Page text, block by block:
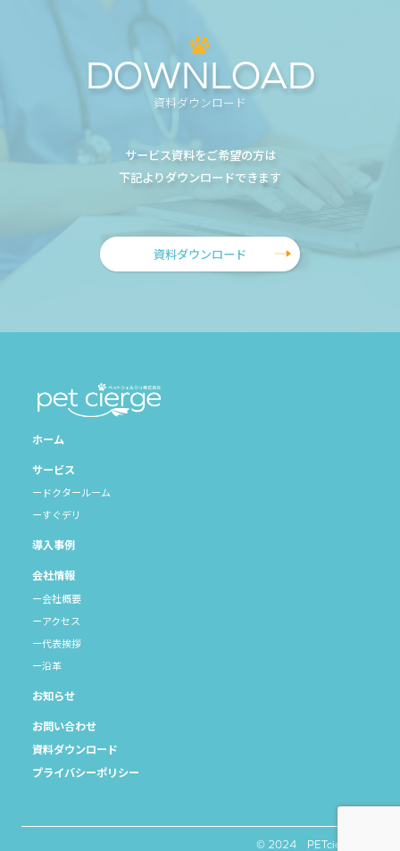
DOWNLOAD
資料ダウンロード
サービス資料をご希望の方は
下記よりダウンロードできます
資料ダウンロード
ホーム
サービス
ドクタールーム
すぐデリ
導入事例
会社情報
会社概要
アクセス
代表挨拶
沿革
お知らせ
お問い合わせ
資料ダウンロード
プライバシーポリシー
© 2024 PETcierge,INC